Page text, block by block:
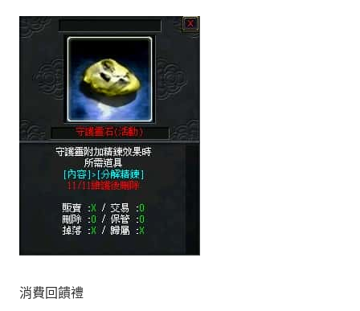
消費回饋禮